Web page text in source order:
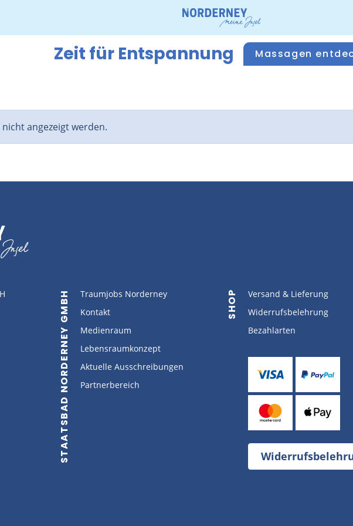
Zeit für Entspannung Massagen
angezeigt werden.
STAATSBAD NORDERNEY GMBH
Traumjobs Norderney
Kontakt
Medienraum
Lebensraumkonzept
Aktuelle Ausschreibungen
Partnerbereich
SHOP
Versand & Lieferung
Widerrufsbelehrung
Bezahlarten